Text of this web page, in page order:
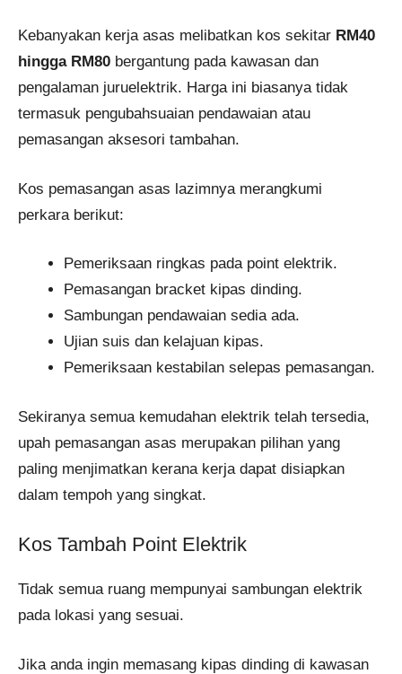
Kebanyakan kerja asas melibatkan kos sekitar RM40
hingga RM80 bergantung pada kawasan dan
pengalaman juruelektrik. Harga ini biasanya tidak
termasuk pengubahsuaian pendawaian atau
pemasangan aksesori tambahan.
Kos pemasangan asas lazimnya merangkumi
perkara berikut:
Pemeriksaan ringkas pada point elektrik.
Pemasangan bracket kipas dinding.
Sambungan pendawaian sedia ada.
Ujian suis dan kelajuan kipas.
Pemeriksaan kestabilan selepas pemasangan.
Sekiranya semua kemudahan elektrik telah tersedia,
upah pemasangan asas merupakan pilihan yang
paling menjimatkan kerana kerja dapat disiapkan
dalam tempoh yang singkat.
Kos Tambah Point Elektrik
Tidak semua ruang mempunyai sambungan elektrik
pada lokasi yang sesuai.
Jika anda ingin memasang kipas dinding di kawasan